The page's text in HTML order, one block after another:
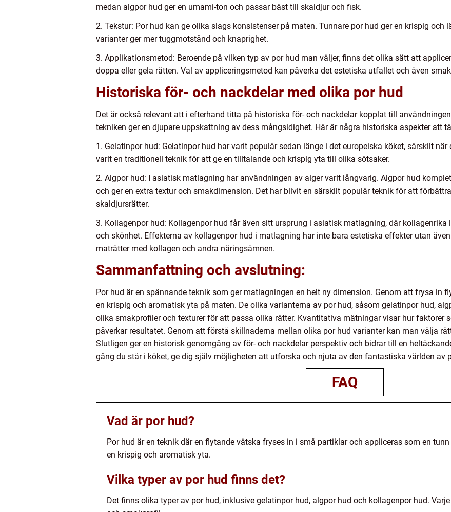
medan algpor hud ger en umami-ton och passar bäst till skaldjur och fisk.
2. Tekstur: Por hud kan ge olika slags konsistenser på maten. Tunnare por hud ger en krispig och
varianter ger mer tuggmotstånd och knaprighet.
3. Applikationsmetod: Beroende på vilken typ av por hud man väljer, finns det olika sätt att
doppa eller gela rätten. Val av appliceringsmetod kan påverka det estetiska utfallet och även
Historiska för- och nackdelar med olika por hud
Det är också relevant att i efterhand titta på historiska för- och nackdelar kopplat till
tekniken ger en djupare uppskattning av dess mångsidighet. Här är några historiska aspekter att
1. Gelatinpor hud: Gelatinpor hud har varit populär sedan länge i det europeiska köket, särskilt
varit en traditionell teknik för att ge en tilltalande och krispig yta till olika sötsaker.
2. Algpor hud: I asiatisk matlagning har användningen av alger varit långvarig. Algpor hud
och ger en extra textur och smakdimension. Det har blivit en särskilt populär teknik för att
skaldjursrätter.
3. Kollagenpor hud: Kollagenpor hud får även sitt ursprung i asiatisk matlagning, där
och skönhet. Effekterna av kollagenpor hud i matlagning har inte bara estetiska effekter utan
maträtter med kollagen och andra näringsämnen.
Sammanfattning och avslutning:
Por hud är en spännande teknik som ger matlagningen en helt ny dimension. Genom att frysa in
en krispig och aromatisk yta på maten. De olika varianterna av por hud, såsom gelatinpor hud,
olika smakprofiler och texturer för att passa olika rätter. Kvantitativa mätningar visar hur faktorer
påverkar resultatet. Genom att förstå skillnaderna mellan olika por hud varianter kan man välja
Slutligen ger en historisk genomgång av för- och nackdelar perspektiv och bidrar till en
gång du står i köket, ge dig själv möjligheten att utforska och njuta av den fantastiska världen av
FAQ
Vad är por hud?
Por hud är en teknik där en flytande vätska fryses in i små partiklar och appliceras som en
en krispig och aromatisk yta.
Vilka typer av por hud finns det?
Det finns olika typer av por hud, inklusive gelatinpor hud, algpor hud och kollagenpor hud.